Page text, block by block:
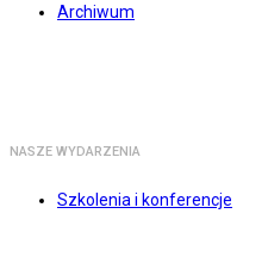
Archiwum
NASZE WYDARZENIA
Szkolenia i konferencje